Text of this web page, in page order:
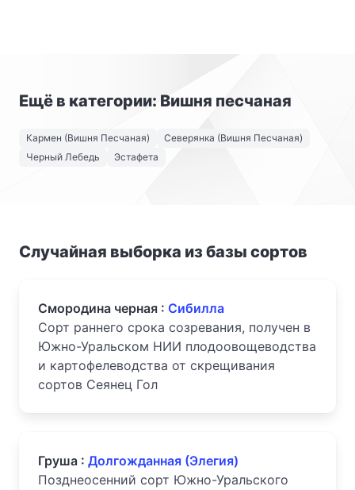
Ещё в категории: Вишня песчаная
Кармен (Вишня Песчаная)
Северянка (Вишня Песчаная)
Черный Лебедь
Эстафета
Случайная выборка из базы сортов
Смородина черная : Сибилла
Сорт раннего срока созревания, получен в
Южно-Уральском НИИ плодоовощеводства
и картофелеводства от скрещивания
сортов Сеянец Гол
Груша : Долгожданная (Элегия)
Позднеосенний сорт Южно-Уральского